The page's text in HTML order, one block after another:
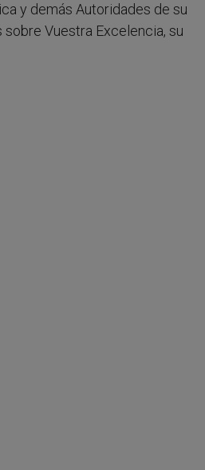
y demás Autoridades de su
Vuestra Excelencia, su